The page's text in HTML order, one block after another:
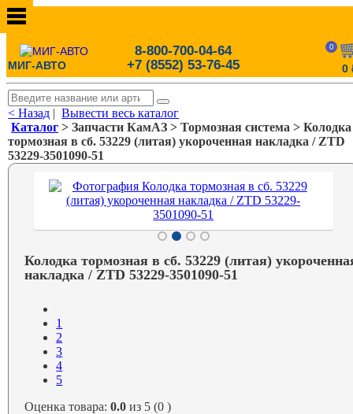
МИГ-АВТО
8-800-700-04-64
+7 (8552) 53-76-45
0
0
< Назад |Вывести весь каталог
Каталог > Запчасти КамАЗ > Тормозная система > Колодка
тормозная в сб. 53229 (литая) укороченная накладка / ZTD
53229-3501090-51
Колодка тормозная в сб. 53229 (литая)
накладка / ZTD 53229-3501090-51
1
2
3
4
5
Оценка товара:0.0 из 5 (0 )